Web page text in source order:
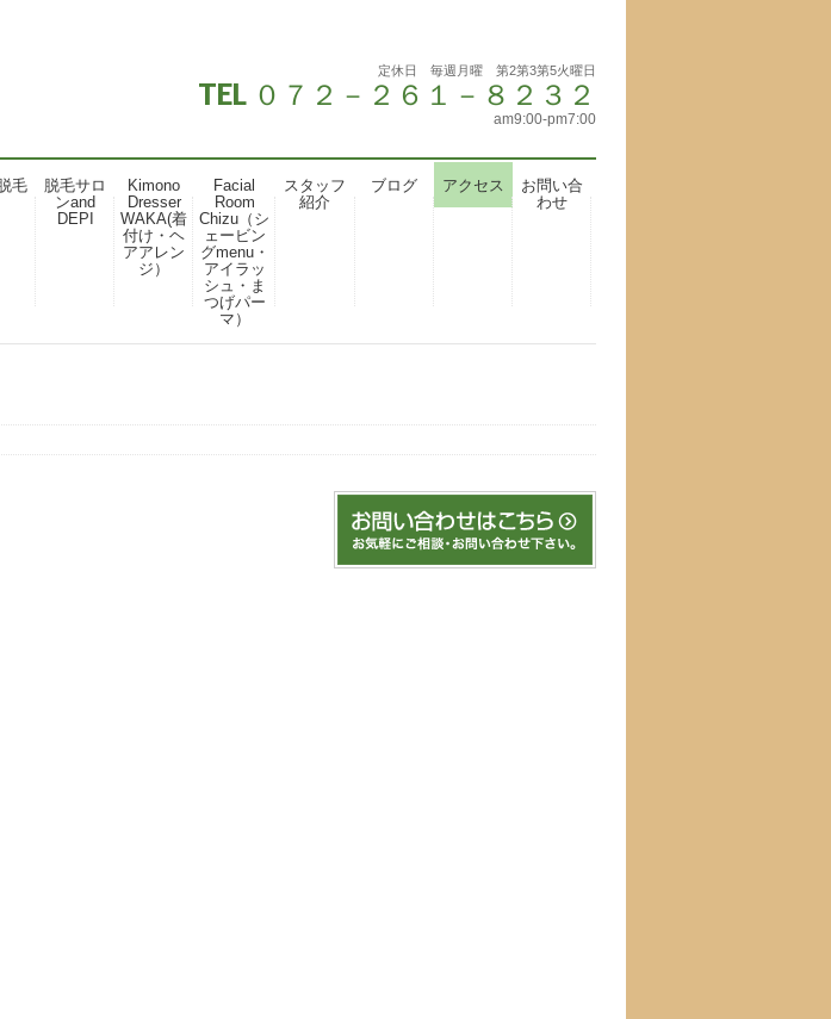
定休日 毎週月曜 第2第3第5火曜日
TEL ０７２－２６１－８２３２
am9:00-pm7:00
毛
脱毛サロ
ンand
DEPI
Kimono
Dresser
WAKA(着
付け・ヘ
アアレン
ジ）
Facial
Room
Chizu（シ
ェービン
グmenu・
アイラッ
シュ・ま
つげパー
マ）
スタッフ
紹介
ブログ アクセス
お問い合
わせ